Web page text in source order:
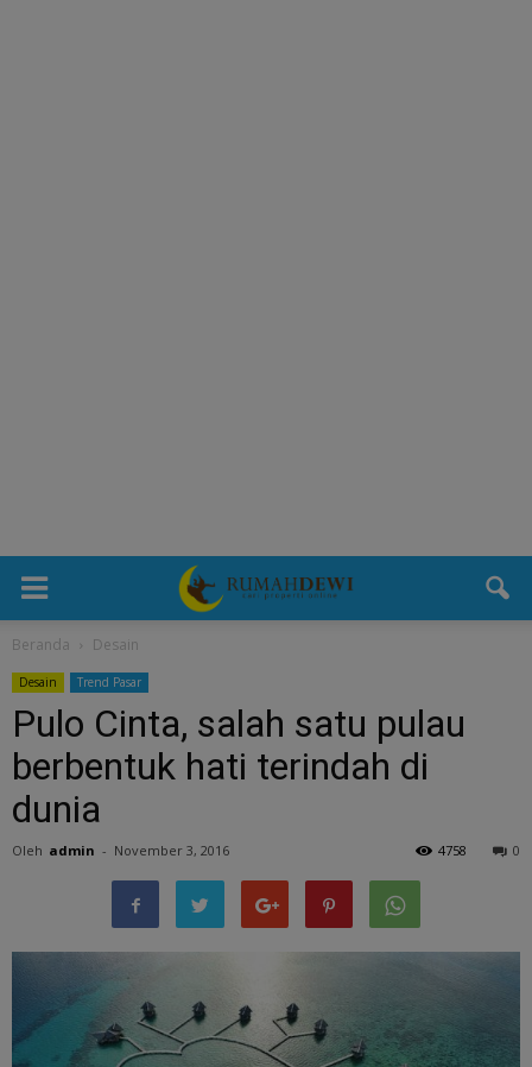
Beranda Desain
Desain Trend Pasar
Pulo Cinta, salah satu pulau
berbentuk hati terindah di
dunia
Oleh admin - November 3, 2016 0
4758